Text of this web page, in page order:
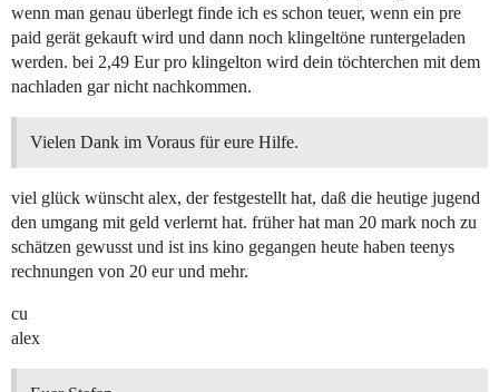
wenn man genau überlegt finde ich es schon teuer, wenn ein pre
paid gerät gekauft wird und dann noch klingeltöne runtergeladen
werden. bei 2,49 Eur pro klingelton wird dein töchterchen mit dem
nachladen gar nicht nachkommen.
Vielen Dank im Voraus für eure Hilfe.
viel glück wünscht alex, der festgestellt hat, daß die heutige jugend
den umgang mit geld verlernt hat. früher hat man 20 mark noch zu
schätzen gewusst und ist ins kino gegangen heute haben teenys
rechnungen von 20 eur und mehr.
cu
alex